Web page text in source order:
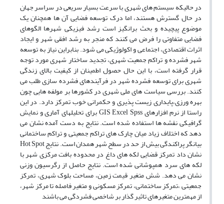
در حالیکه سیستم های شهری با سرعت بسیار سریعی در سراسر جهان
در حال گسترش هستند، اما درک توسعه فضایی آن ها همچنان یک
موضوع پیچیده و بحث برانگیز است رشد فیزیکی شهرها الگوهای
فضایی متفاوتی را فرض می کنند که منجر به رشد افقی شهر و ایجاد
اثرات اقتصادی، اجتماعی و اکولوژیکی می شود. بنابراین نیاز به توسعه
شهر فشرده و تراکم جمعیت شهری، تجدید ساختار شهری مورد توجه
قرار گرفته است، با این حال حصول اطمینان از کیفیت بالای زندگی
شهری برای توسعه فشرده شهر در فرآیندهای فشرده سازی طلب می
کنند. بررسی سیاست های ملی شهری در کشورها بر مولفه هایی چون
بهره ورزی،پایداری زیست پذیری و حکمرانی خوب تمرکز دارد. در این
راستا از نرم افزارهای GIS Excel Spss برای تحلیلهای آماری و نمایش
گرافیکی نقشه ها استفاده شده است. نتایج به دست آمده نشان می
دهد که اختلاف زیاد میان چارک های تراکم جمعیتی و تراکم ساختمانی
بیانگر پراکندگی بیش از حد در سطح شهر همدان است. نتایج Hot Spot
نشان داد تمرکز قضایی لکه های داغ در محدوده بافت مرکزی شهر با
لکه های سرد همپوشانی شده است. نتایج حاصل از رگرسیون وزنی
نشان می دهد. شش متغیر قیمت زمین، مساحت بلوک شهری، تمرکز
جمعیتی ،تمرکز ساختمانی، تمرکز مسکونی و متغیر فاصله تا مرکز شهر،
از مهمترین متغیرهای تاثیر گذار بر شاخصی فشردگی می باشند